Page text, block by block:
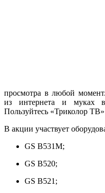
просмотра в любой
из интернета и муках
Пользуйтесь «Триколор
В акции участвует
GS B531M;
GS B520;
GS В521;